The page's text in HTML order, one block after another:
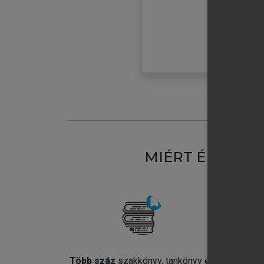
MIÉRT
Több száz szakkönyv, tankönyv és